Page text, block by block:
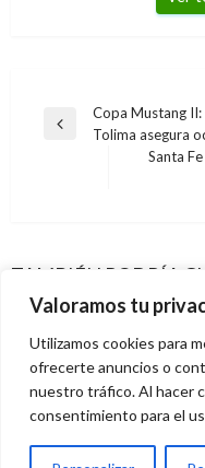
Valoramos tu
Utilizamos cookies para
ofrecerte anuncios o
nuestro tráfico. Al hacer
consentimiento para el
Navegación
Entrada
Copa Mustang II:
Tolima asegura
Santa
TAMBIÉN PODRÍA
empates previos
Iván Briceño martes
clásico capitalino
Iván Briceño viernes
DEPORTES
Colombia debuta
Giovanni Alarcón M.